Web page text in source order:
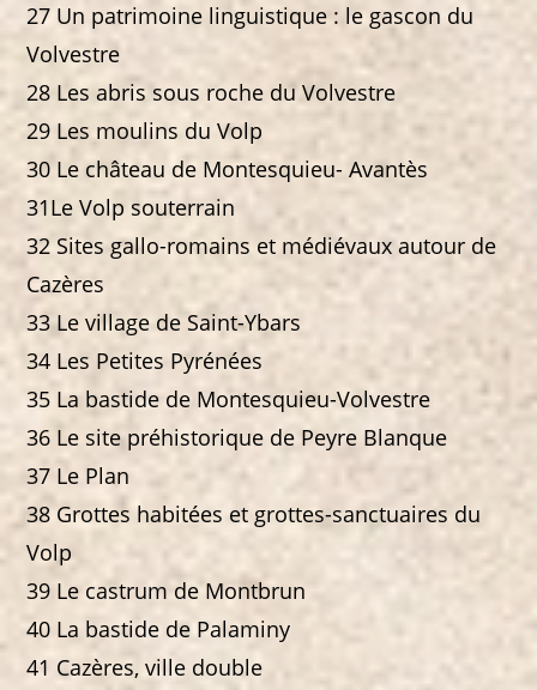
27 Un patrimoine linguistique : le gascon du
Volvestre
28 Les abris sous roche du Volvestre
29 Les moulins du Volp
30 Le château de Montesquieu- Avantès
31Le Volp souterrain
32 Sites gallo-romains et médiévaux autour de
Cazères
33 Le village de Saint-Ybars
34 Les Petites Pyrénées
35 La bastide de Montesquieu-Volvestre
36 Le site préhistorique de Peyre Blanque
37 Le Plan
38 Grottes habitées et grottes-sanctuaires du
Volp
39 Le castrum de Montbrun
40 La bastide de Palaminy
41 Cazères, ville double